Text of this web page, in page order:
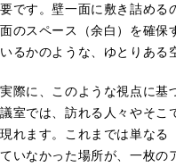
要です。壁一面に敷き詰める
面のスペース（余白）を確保
いるかのような、ゆとりある
実際に、このような視点に基
議室では、訪れる人々やそこ
現れます。これまでは単なる
ていなかった場所が、一枚の